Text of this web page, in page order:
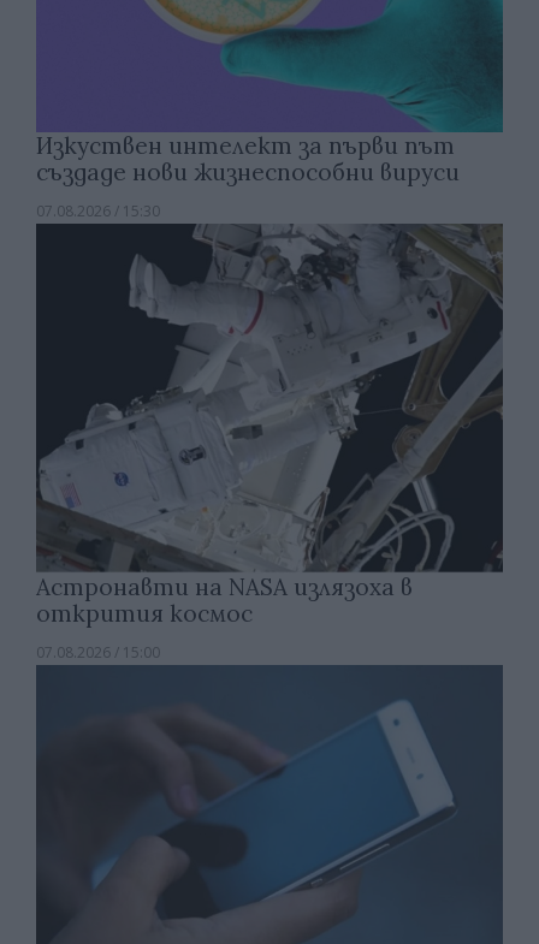
Изкуствен интелект за първи път
създаде нови жизнеспособни вируси
07.08.2026 / 15:30
Астронавти на NASA излязоха в
открития космос
07.08.2026 / 15:00